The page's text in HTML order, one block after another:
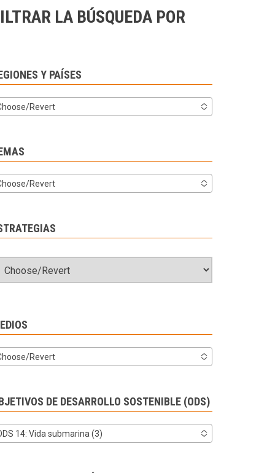
LA BÚSQUEDA POR
Y PAÍSES
Revert
Revert
Revert
DE DESARROLLO SOSTENIBLE (ODS)
14: Vida submarina (3)